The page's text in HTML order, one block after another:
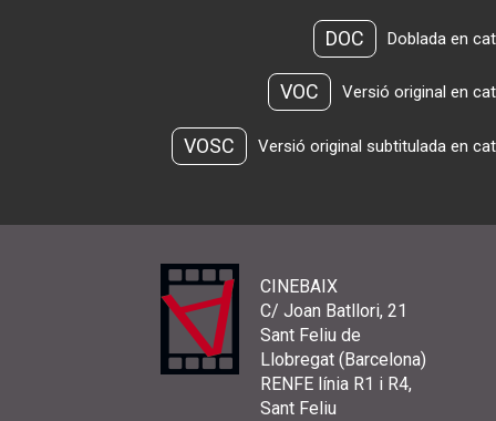
DOC Doblada en
VOC Versió original en
VOSC Versió original subtitulada en
CINEBAIX
C/ Joan Batllori, 21
Sant Feliu de
Llobregat (Barcelona)
RENFE línia R1 i R4,
Sant Feliu